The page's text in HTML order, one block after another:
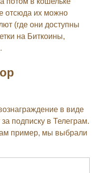
отсюда их можно
(где они доступны
на Биткоины,
в виде
подписку в Телеграм.
пример, мы выбрали